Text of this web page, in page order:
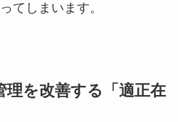
てしまいます。
理を改善する「適正在